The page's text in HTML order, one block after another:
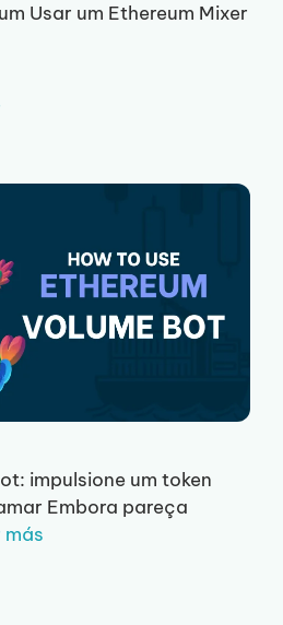
Usar um Ethereum Mixer
impulsione um token
Embora pareça
más